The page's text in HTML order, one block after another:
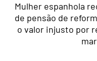
Mulher espanhola
de pensão de
o valor injusto por